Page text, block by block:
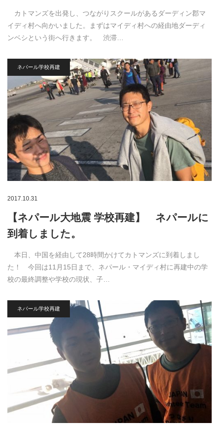
カトマンズを出発し、つながりスクールがあるダーディン郡マ
イディ村へ向かいました。まずはマイディ村への経由地ダーディ
ンベシという街へ行きます。 渋滞…
ネパール学校再建
2017.10.31
【ネパール大地震 学校再建】 ネパールに
到着しました。
本日、中国を経由して28時間かけてカトマンズに到着しまし
た！ 今回は11月15日まで、ネパール・マイディ村に再建中の学
校の最終調整や学校の現状、子…
ネパール学校再建